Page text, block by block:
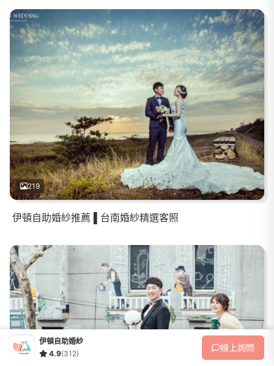
219
伊頓自助婚紗推薦 ▌台南婚紗精選客照
伊頓自助婚紗
4.9(312)
線上詢問